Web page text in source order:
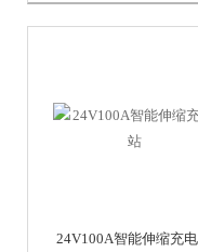
24V100A智能伸缩充